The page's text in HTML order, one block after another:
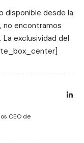
disponible desde la
no encontramos
exclusividad del
CEO de